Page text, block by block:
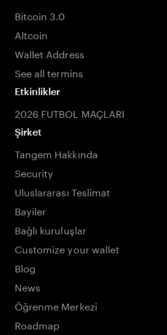
Bitcoin 3.0
Altcoin
Wallet Address
See all termins
Etkinlikler
2026 FUTBOL MAÇLARI
Şirket
Tangem Hakkında
Security
Uluslararası Teslimat
Bayiler
Bağlı kuruluşlar
Customize your wallet
Blog
News
Öğrenme Merkezi
Roadmap